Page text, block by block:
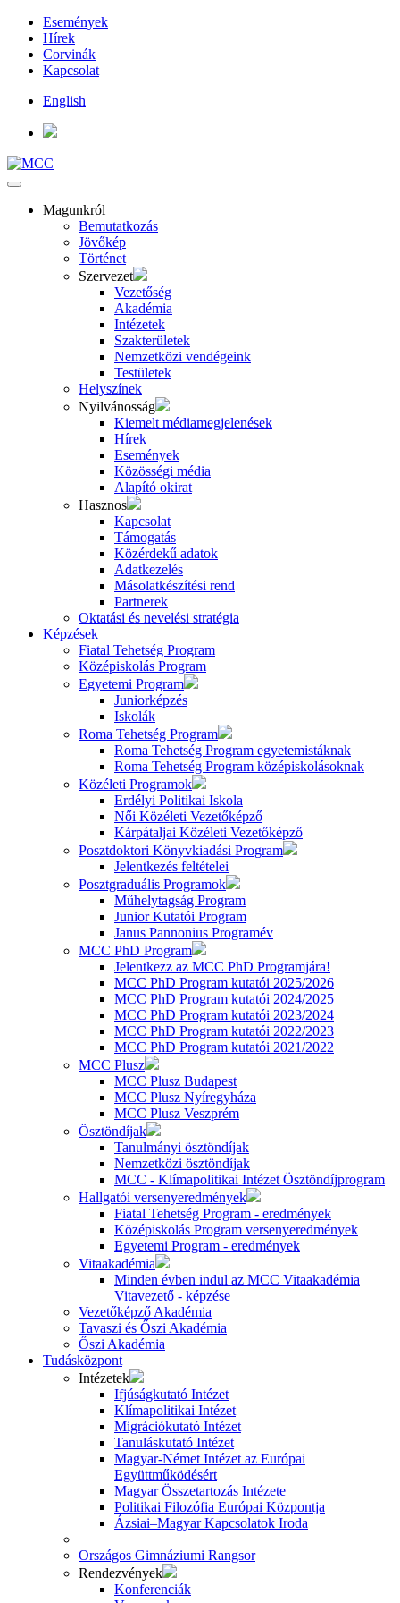
Események
Hírek
Corvinák
Kapcsolat
English
Magunkról
Bemutatkozás
Jövőkép
Történet
Szervezet
Vezetőség
Akadémia
Intézetek
Szakterületek
Nemzetközi vendégeink
Testületek
Helyszínek
Nyilvánosság
Kiemelt médiamegjelenések
Hírek
Események
Közösségi média
Alapító okirat
Hasznos
Kapcsolat
Támogatás
Közérdekű adatok
Adatkezelés
Másolatkészítési rend
Partnerek
Oktatási és nevelési stratégia
Képzések
Fiatal Tehetség Program
Középiskolás Program
Egyetemi Program
Juniorképzés
Iskolák
Roma Tehetség Program
Roma Tehetség Program egyetemistáknak
Roma Tehetség Program középiskolásoknak
Közéleti Programok
Erdélyi Politikai Iskola
Női Közéleti Vezetőképző
Kárpátaljai Közéleti Vezetőképző
Posztdoktori Könyvkiadási Program
Jelentkezés feltételei
Posztgraduális Programok
Műhelytagság Program
Junior Kutatói Program
Janus Pannonius Programév
MCC PhD Program
Jelentkezz az MCC PhD Programjára!
MCC PhD Program kutatói 2025/2026
MCC PhD Program kutatói 2024/2025
MCC PhD Program kutatói 2023/2024
MCC PhD Program kutatói 2022/2023
MCC PhD Program kutatói 2021/2022
MCC Plusz
MCC Plusz Budapest
MCC Plusz Nyíregyháza
MCC Plusz Veszprém
Ösztöndíjak
Tanulmányi ösztöndíjak
Nemzetközi ösztöndíjak
MCC - Klímapolitikai Intézet Ösztöndíjprogram
Hallgatói versenyeredmények
Fiatal Tehetség Program - eredmények
Középiskolás Program versenyeredmények
Egyetemi Program - eredmények
Vitaakadémia
Minden évben indul az MCC Vitaakadémia
Vitavezető - képzése
Vezetőképző Akadémia
Tavaszi és Őszi Akadémia
Őszi Akadémia
Tudásközpont
Intézetek
Ifjúságkutató Intézet
Klímapolitikai Intézet
Migrációkutató Intézet
Tanuláskutató Intézet
Magyar-Német Intézet az Európai
Együttműködésért
Magyar Összetartozás Intézete
Politikai Filozófia Európai Központja
Ázsiai–Magyar Kapcsolatok Iroda
Országos Gimnáziumi Rangsor
Rendezvények
Konferenciák